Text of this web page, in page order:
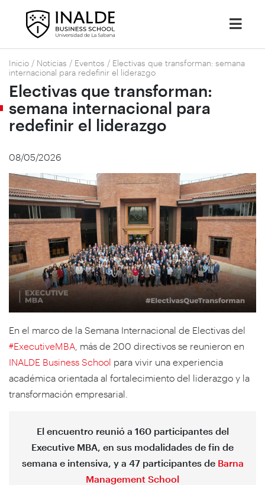
Inicio / Noticias / Eventos / Electivas que transforman: semana
internacional para redefinir el liderazgo
Electivas que transforman:
semana internacional para
redefinir el liderazgo
08/05/2026
En el marco de la Semana Internacional de Electivas del
#ExecutiveMBA , más de 200 directivos se reunieron en
INALDE Business School para vivir una experiencia
académica orientada al fortalecimiento del liderazgo y la
transformación empresarial.
El encuentro reunió a 160 participantes del
Executive MBA, en sus modalidades de fin de
semana e intensiva, y a 47 participantes de Barna
Management School